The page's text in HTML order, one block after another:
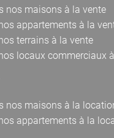
nos maisons à la vente
appartements à la
terrains à la vente
locaux commerciaux
nos maisons à la
appartements à la